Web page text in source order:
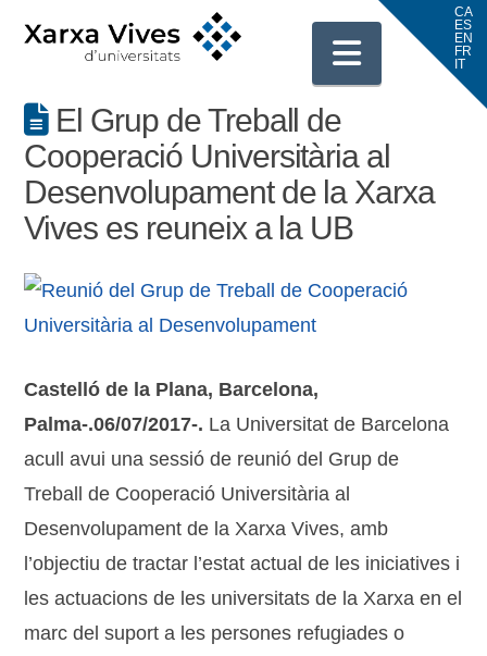
El Grup de Treball de
Cooperació Universitària al
Desenvolupament de la Xarxa
Vives es reuneix a la UB
Castelló de la Plana, Barcelona,
Palma-.06/07/2017-. La Universitat de Barcelona
acull avui una sessió de reunió del Grup de
Treball de Cooperació Universitària al
Desenvolupament de la Xarxa Vives, amb
l’objectiu de tractar l’estat actual de les iniciatives i
les actuacions de les universitats de la Xarxa en el
marc del suport a les persones refugiades o